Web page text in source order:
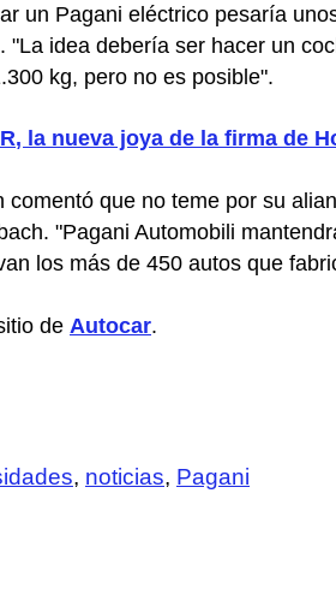
un Pagani eléctrico pesaría
"La idea debería ser hacer un
kg, pero no es posible".
la nueva joya de la firma de
comentó que no teme por su
"Pagani Automobili
los más de 450 autos que
de Autocar.
, noticias, Pagani